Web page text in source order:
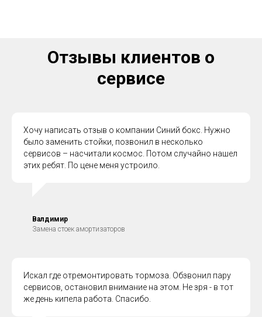
Отзывы клиентов о
сервисе
Хочу написать отзыв о компании Синий бокс. Нужно
было заменить стойки, позвонил в несколько
сервисов – насчитали космос. Потом случайно нашел
этих ребят. По цене меня устроило.
Валдимир
Замена стоек амортизаторов
Искал где отремонтировать тормоза. Обзвонил пару
сервисов, остановил внимание на этом. Не зря - в тот
же день кипела работа. Спасибо.